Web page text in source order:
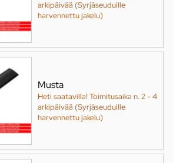
arkipäivää (Syrjäseuduille
harvennettu jakelu)
Musta
Heti saatavilla! Toimitusaika n. 2 - 4
arkipäivää (Syrjäseuduille
harvennettu jakelu)